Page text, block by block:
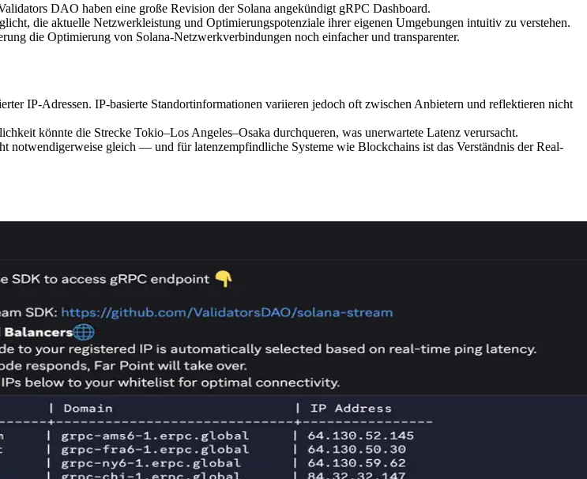
DAO haben eine große Revision der Solana angekündigt gRPC Dashboard.
die aktuelle Netzwerkleistung und Optimierungspotenziale ihrer eigenen Umgebungen intuitiv zu verstehen.
die Optimierung von Solana-Netzwerkverbindungen noch einfacher und transparenter.
IP-Adressen. IP-basierte Standortinformationen variieren jedoch oft zwischen Anbietern und reflektieren nicht
könnte die Strecke Tokio–Los Angeles–Osaka durchqueren, was unerwartete Latenz verursacht.
notwendigerweise gleich — und für latenzempfindliche Systeme wie Blockchains ist das Verständnis der Real-